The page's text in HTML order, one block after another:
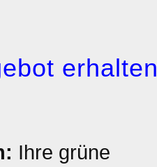
erhalten
Ihre grüne